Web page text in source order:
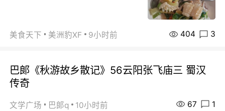
美食天下 美洲豹XF 9小时前 404 3
巴郞《秋游故乡散记》56云阳张飞庙三 蜀汉
传奇
文学广场 巴郞q 10小时前 67 1